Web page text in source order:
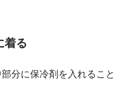
着る
分に保冷剤を入れること